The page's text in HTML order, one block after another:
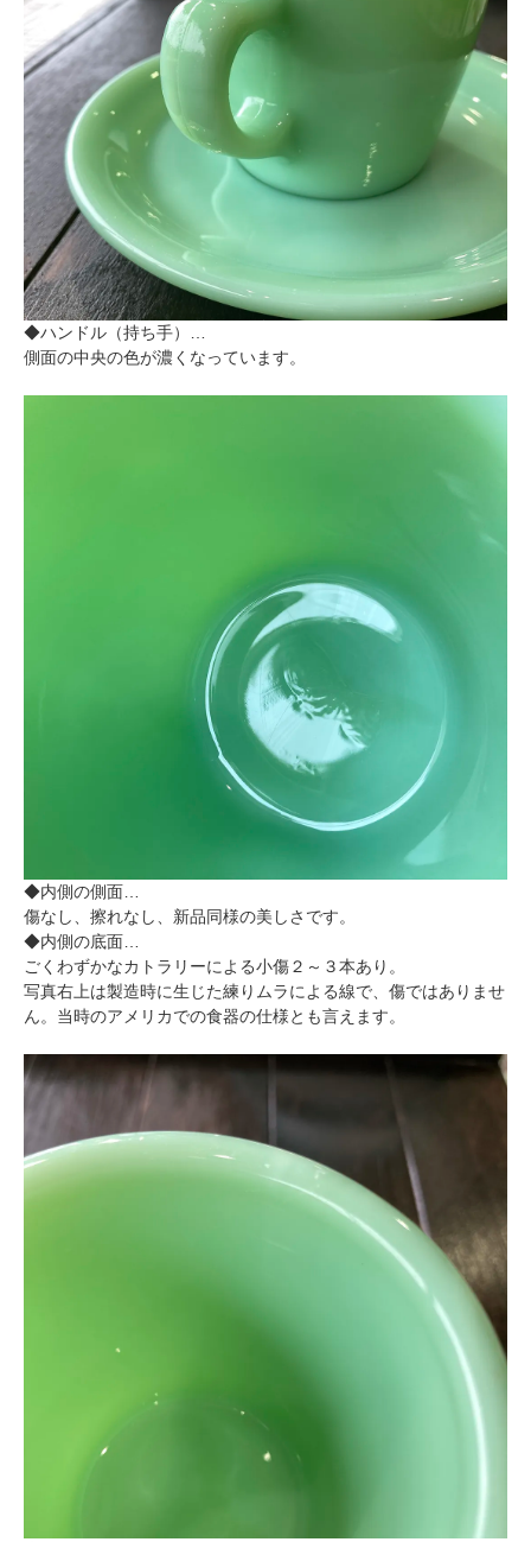
◆ハンドル（持ち手）…
側面の中央の色が濃くなっています。
◆内側の側面…
傷なし、擦れなし、新品同様の美しさです。
◆内側の底面…
ごくわずかなカトラリーによる小傷２～３本あり。
写真右上は製造時に生じた練りムラによる線で、傷ではありませ
ん。当時のアメリカでの食器の仕様とも言えます。